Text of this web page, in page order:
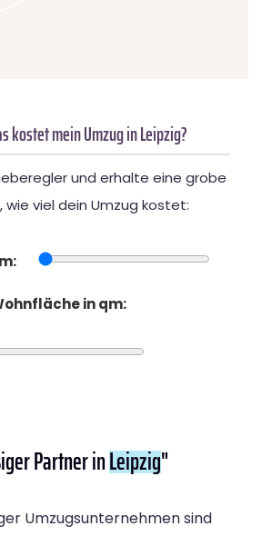
kostet mein Umzug in Leipzig?
und erhalte eine grobe
wie viel dein Umzug kostet:
in qm:
Partner inLeipzig"
Umzugsunternehmen sind